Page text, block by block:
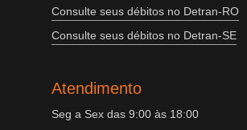
Consulte seus débitos no Detran-RO
Consulte seus débitos no Detran-SE
Atendimento
Seg a Sex das 9:00 às 18:00